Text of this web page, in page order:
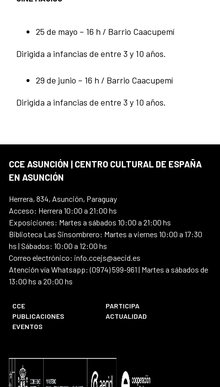
25 de mayo – 16 h / Barrio Caacupemí
Dirigida a infancias de entre 3 y 10 años.
29 de junio – 16 h / Barrio Caacupemí
Dirigida a infancias de entre 3 y 10 años.
CCE ASUNCIÓN | CENTRO CULTURAL DE ESPAÑA
EN ASUNCIÓN
Herrera, 834, Asunción, Paraguay
Acceso: Herrera 10:00 a 21:00 hs
Exposiciones: Martes a sábados 10:00 a 21:00 hs
Biblioteca Las Sinsombrero: Martes a viernes 10:00 a 17:30
hs | Sábados: 10:00 a 12:00 hs
Correo electrónico: info.ccejs@aecid.es
Atención vía Whatsapp: (0974) 599-961 | Martes a sábados de
13:00 hs a 20:00 hs
CCE
PARTICIPA
PUBLICACIONES
ACTUALIDAD
EVENTOS